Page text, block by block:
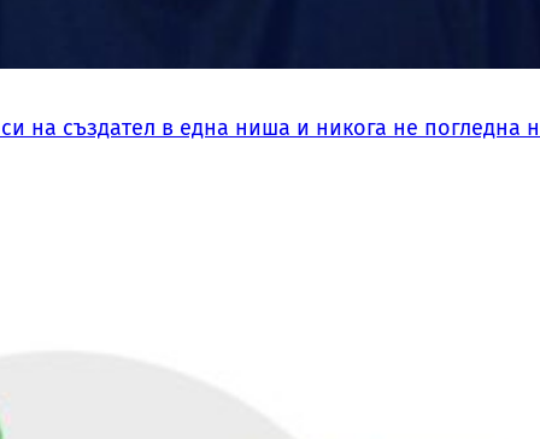
на създател в една ниша и никога не погледна